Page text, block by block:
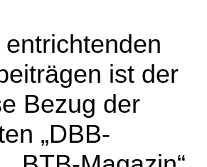
ist der
Bezug der
„DBB-